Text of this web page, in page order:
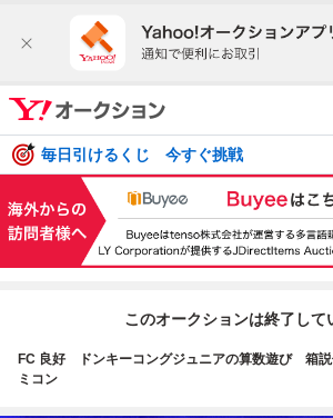
毎日引けるくじ 今すぐ挑戦
このオークションは終了して
FC 良好 ドンキーコングジュニアの算数遊び
ミコン